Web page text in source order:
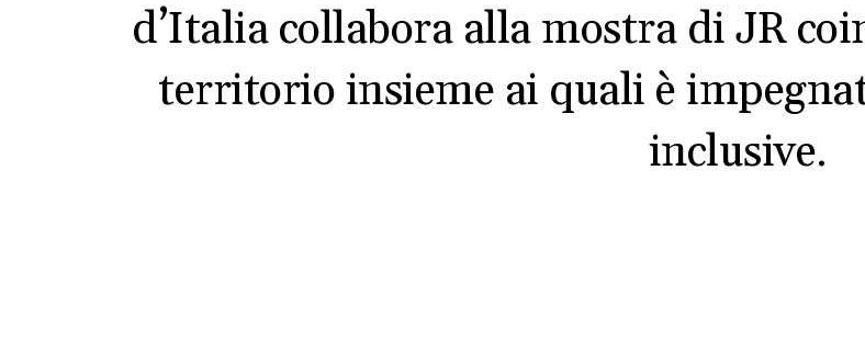
d’Italia collabora alla mostra di JR
territorio insieme ai quali è
inclusive.